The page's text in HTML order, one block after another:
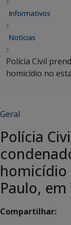
Informativos
Notícias
Polícia Civil
homicídio no
Geral
Polícia
homicídio
Paulo, em
Compartilhar: